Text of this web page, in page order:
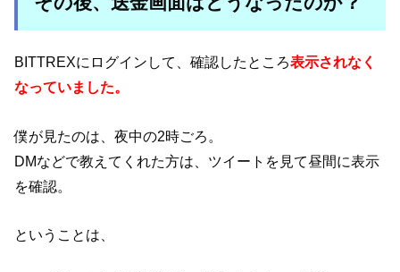
BITTREXにログインして、確認したところ表示されなく
なっていました。
僕が見たのは、夜中の2時ごろ。
DMなどで教えてくれた方は、ツイートを見て昼間に表示
を確認。
ということは、